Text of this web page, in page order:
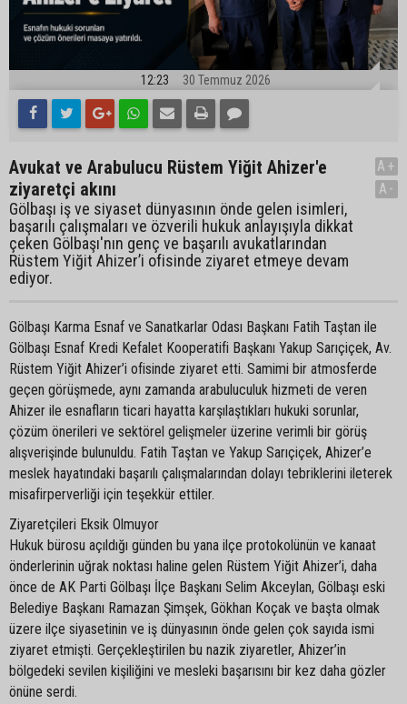
12:23 30 Temmuz 2026
Avukat ve Arabulucu Rüstem Yiğit Ahizer'e
ziyaretçi akını
Gölbaşı iş ve siyaset dünyasının önde gelen isimleri,
başarılı çalışmaları ve özverili hukuk anlayışıyla dikkat
çeken Gölbaşı'nın genç ve başarılı avukatlarından
Rüstem Yiğit Ahizer’i ofisinde ziyaret etmeye devam
ediyor.
A+
A-
Gölbaşı Karma Esnaf ve Sanatkarlar Odası Başkanı Fatih Taştan ile
Gölbaşı Esnaf Kredi Kefalet Kooperatifi Başkanı Yakup Sarıçiçek, Av.
Rüstem Yiğit Ahizer’i ofisinde ziyaret etti. Samimi bir atmosferde
geçen görüşmede, aynı zamanda arabuluculuk hizmeti de veren
Ahizer ile esnafların ticari hayatta karşılaştıkları hukuki sorunlar,
çözüm önerileri ve sektörel gelişmeler üzerine verimli bir görüş
alışverişinde bulunuldu. Fatih Taştan ve Yakup Sarıçiçek, Ahizer’e
meslek hayatındaki başarılı çalışmalarından dolayı tebriklerini ileterek
misafirperverliği için teşekkür ettiler.
Ziyaretçileri Eksik Olmuyor
Hukuk bürosu açıldığı günden bu yana ilçe protokolünün ve kanaat
önderlerinin uğrak noktası haline gelen Rüstem Yiğit Ahizer’i, daha
önce de AK Parti Gölbaşı İlçe Başkanı Selim Akceylan, Gölbaşı eski
Belediye Başkanı Ramazan Şimşek, Gökhan Koçak ve başta olmak
üzere ilçe siyasetinin ve iş dünyasının önde gelen çok sayıda ismi
ziyaret etmişti. Gerçekleştirilen bu nazik ziyaretler, Ahizer’in
bölgedeki sevilen kişiliğini ve mesleki başarısını bir kez daha gözler
önüne serdi.